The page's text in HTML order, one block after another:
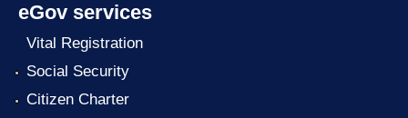
eGov services
Vital Registration
Social Security
Citizen Charter